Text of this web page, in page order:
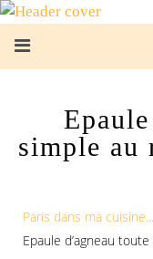
simple au
Paris dans ma cuisine...
Epaule d’agneau